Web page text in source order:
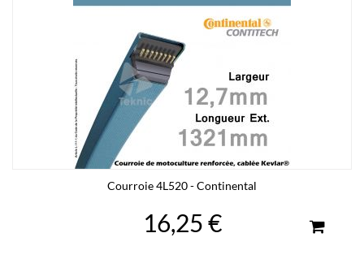
Courroie 4L520 - Continental
16,25 €